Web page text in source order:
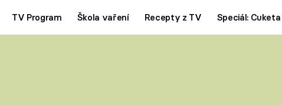
TV Program Škola vaření Recepty z TV Speciál: Cuketa